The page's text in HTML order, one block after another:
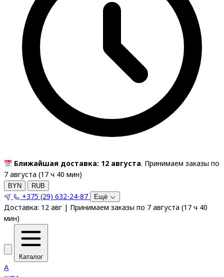
Ближайшая доставка: 12 августа. Принимаем заказы по
7 августа (17 ч 40 мин)
BYN RUB
+375 (29) 632-24-87 Ещё
Доставка: 12 авг | Принимаем заказы по 7 августа (17 ч 40
мин)
Каталог
A